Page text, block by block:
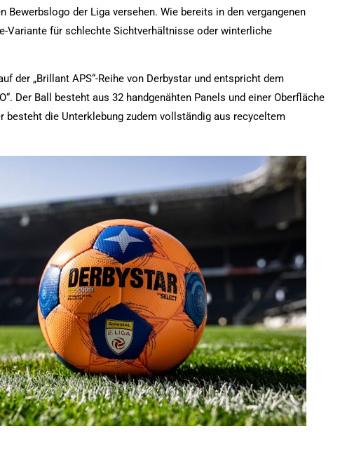
der Liga versehen. Wie bereits in den vergangenen
Variante für schlechte Sichtverhältnisse oder winterliche
der „Brillant APS“-Reihe von Derbystar und entspricht dem
Der Ball besteht aus 32 handgenähten Panels und einer Oberfläche
besteht die Unterklebung zudem vollständig aus recyceltem